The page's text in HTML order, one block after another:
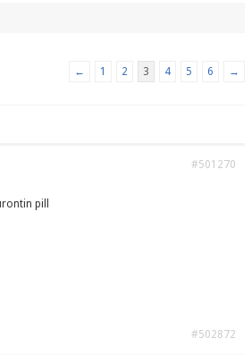
← 1 2 3 4 5 6 →
#501270
pill
#502872